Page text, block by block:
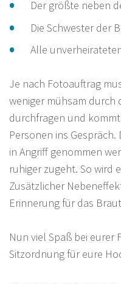
Der größte neben
Die Schwester der
Alle
Je nach Fotoauftrag
weniger mühsam durch
durchfragen und
Personen ins
in Angriff genommen
ruhiger zugeht. So wird
Zusätzlicher
Erinnerung für das
Nun viel Spaß bei eurer
Sitzordnung für eure